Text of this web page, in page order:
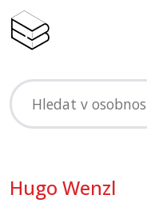
Hugo Wenzl